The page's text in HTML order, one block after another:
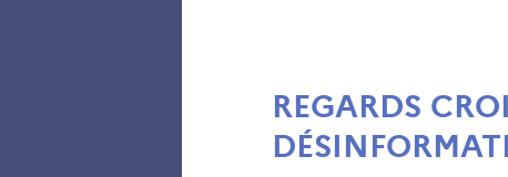
REGARDS